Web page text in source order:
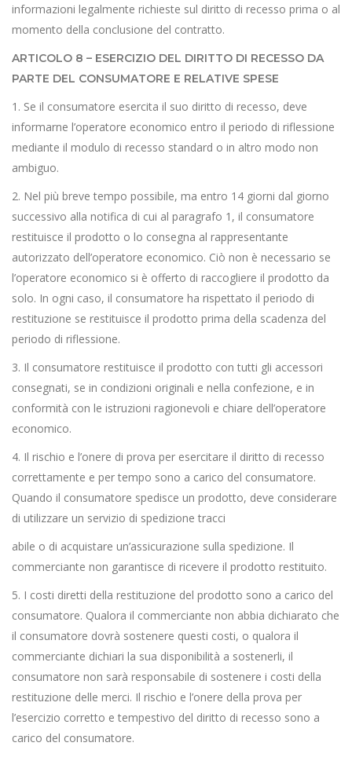
informazioni legalmente richieste sul diritto di recesso prima o al
momento della conclusione del contratto.
ARTICOLO 8 – ESERCIZIO DEL DIRITTO DI RECESSO DA
PARTE DEL CONSUMATORE E RELATIVE SPESE
1. Se il consumatore esercita il suo diritto di recesso, deve
informarne l’operatore economico entro il periodo di riflessione
mediante il modulo di recesso standard o in altro modo non
ambiguo.
2. Nel più breve tempo possibile, ma entro 14 giorni dal giorno
successivo alla notifica di cui al paragrafo 1, il consumatore
restituisce il prodotto o lo consegna al rappresentante
autorizzato dell’operatore economico. Ciò non è necessario se
l’operatore economico si è offerto di raccogliere il prodotto da
solo. In ogni caso, il consumatore ha rispettato il periodo di
restituzione se restituisce il prodotto prima della scadenza del
periodo di riflessione.
3. Il consumatore restituisce il prodotto con tutti gli accessori
consegnati, se in condizioni originali e nella confezione, e in
conformità con le istruzioni ragionevoli e chiare dell’operatore
economico.
4. Il rischio e l’onere di prova per esercitare il diritto di recesso
correttamente e per tempo sono a carico del consumatore.
Quando il consumatore spedisce un prodotto, deve considerare
di utilizzare un servizio di spedizione tracci
abile o di acquistare un’assicurazione sulla spedizione. Il
commerciante non garantisce di ricevere il prodotto restituito.
5. I costi diretti della restituzione del prodotto sono a carico del
consumatore. Qualora il commerciante non abbia dichiarato che
il consumatore dovrà sostenere questi costi, o qualora il
commerciante dichiari la sua disponibilità a sostenerli, il
consumatore non sarà responsabile di sostenere i costi della
restituzione delle merci. Il rischio e l’onere della prova per
l’esercizio corretto e tempestivo del diritto di recesso sono a
carico del consumatore.